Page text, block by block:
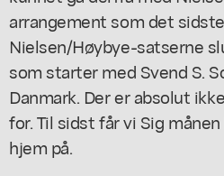
arrangement som det
Nielsen/Høybye-satserne
som starter med Svend S.
Danmark. Der er absolut
for. Til sidst får viSig
hjem på.